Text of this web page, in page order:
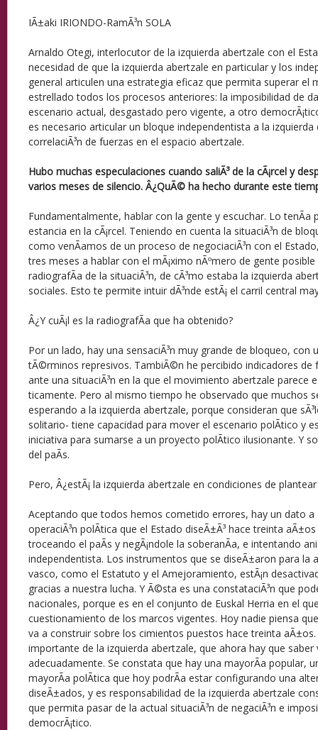
IÃ±aki IRIONDO-RamÃ³n SOLA
Arnaldo Otegi, interlocutor de la izquierda abertzale con el
necesidad de que la izquierda abertzale en particular y los
general articulen una estrategia eficaz que permita superar el
estrellado todos los procesos anteriores: la imposibilidad de
escenario actual, desgastado pero vigente, a otro
es necesario articular un bloque independentista a la
correlaciÃ³n de fuerzas en el espacio abertzale.
Hubo muchas especulaciones cuando saliÃ³ de la cÃ¡rcel y
varios meses de silencio. Â¿QuÃ© ha hecho durante este
Fundamentalmente, hablar con la gente y escuchar. Lo tenÃ­a
estancia en la cÃ¡rcel. Teniendo en cuenta la situaciÃ³n de
como venÃ­amos de un proceso de negociaciÃ³n con el
tres meses a hablar con el mÃ¡ximo nÃºmero de gente
radiografÃ­a de la situaciÃ³n, de cÃ³mo estaba la izquierda
sociales. Esto te permite intuir dÃ³nde estÃ¡ el carril central
Â¿Y cuÃ¡l es la radiografÃ­a que ha obtenido?
Por un lado, hay una sensaciÃ³n muy grande de bloqueo, con
tÃ©rminos represivos. TambiÃ©n he percibido indicadores de
ante una situaciÃ³n en la que el movimiento abertzale parece
ticamente. Pero al mismo tiempo he observado que muchos
esperando a la izquierda abertzale, porque consideran que
solitario- tiene capacidad para mover el escenario polÃ­tico y
iniciativa para sumarse a un proyecto polÃ­tico ilusionante. Y
del paÃ­s.
Pero, Â¿estÃ¡ la izquierda abertzale en condiciones de
Aceptando que todos hemos cometido errores, hay un dato a
operaciÃ³n polÃ­tica que el Estado diseÃ±Ã³ hace treinta
troceando el paÃ­s y negÃ¡ndole la soberanÃ­a, e intentando
independentista. Los instrumentos que se diseÃ±aron para la
vasco, como el Estatuto y el Amejoramiento, estÃ¡n
gracias a nuestra lucha. Y Ã©sta es una constataciÃ³n que
nacionales, porque es en el conjunto de Euskal Herria en el
cuestionamiento de los marcos vigentes. Hoy nadie piensa
va a construir sobre los cimientos puestos hace treinta
importante de la izquierda abertzale, que ahora hay que saber
adecuadamente. Se constata que hay una mayorÃ­a popular,
mayorÃ­a polÃ­tica que hoy podrÃ­a estar configurando una
diseÃ±ados, y es responsabilidad de la izquierda abertzale
que permita pasar de la actual situaciÃ³n de negaciÃ³n e
democrÃ¡tico.